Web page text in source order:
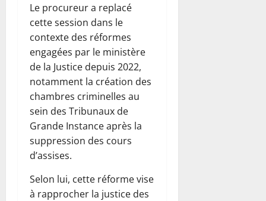
Le procureur a replacé
cette session dans le
contexte des réformes
engagées par le ministère
de la Justice depuis 2022,
notamment la création des
chambres criminelles au
sein des Tribunaux de
Grande Instance après la
suppression des cours
d’assises.
Selon lui, cette réforme vise
à rapprocher la justice des